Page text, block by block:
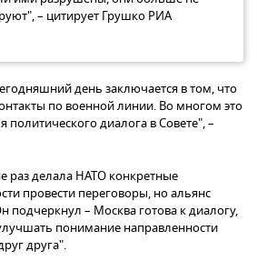
– цитирует Грушко РИА
день заключается в том, что
по военной линии. Во многом это
политического диалога в Совете", –
раз делала НАТО конкретные
провести переговоры, но альянс
подчеркнул – Москва готова к диалогу,
понимание направленности
друга".